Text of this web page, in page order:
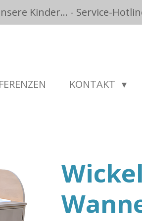
Kinder... - Service-
KONTAKT